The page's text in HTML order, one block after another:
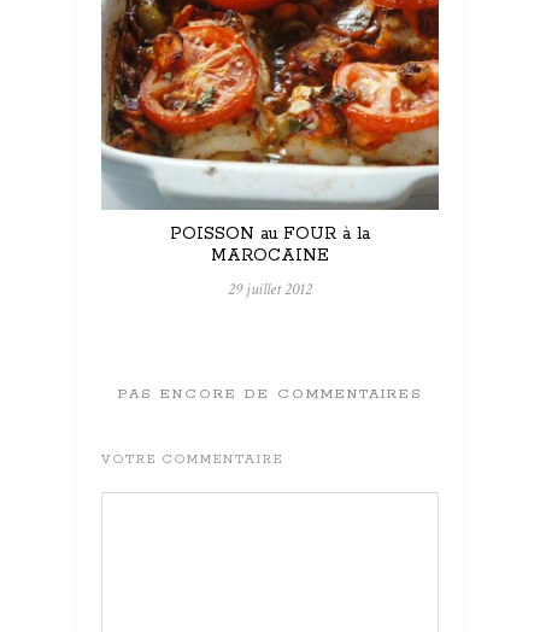
POISSON au FOUR à la
MAROCAINE
29 juillet 2012
PAS ENCORE DE COMMENTAIRES
VOTRE COMMENTAIRE